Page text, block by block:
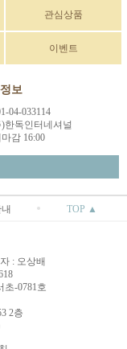
관심상품
이벤트
보
04-033114
한독인터네셔널
감 16:00
TOP ▲
: 오상배
초-0781호
2층